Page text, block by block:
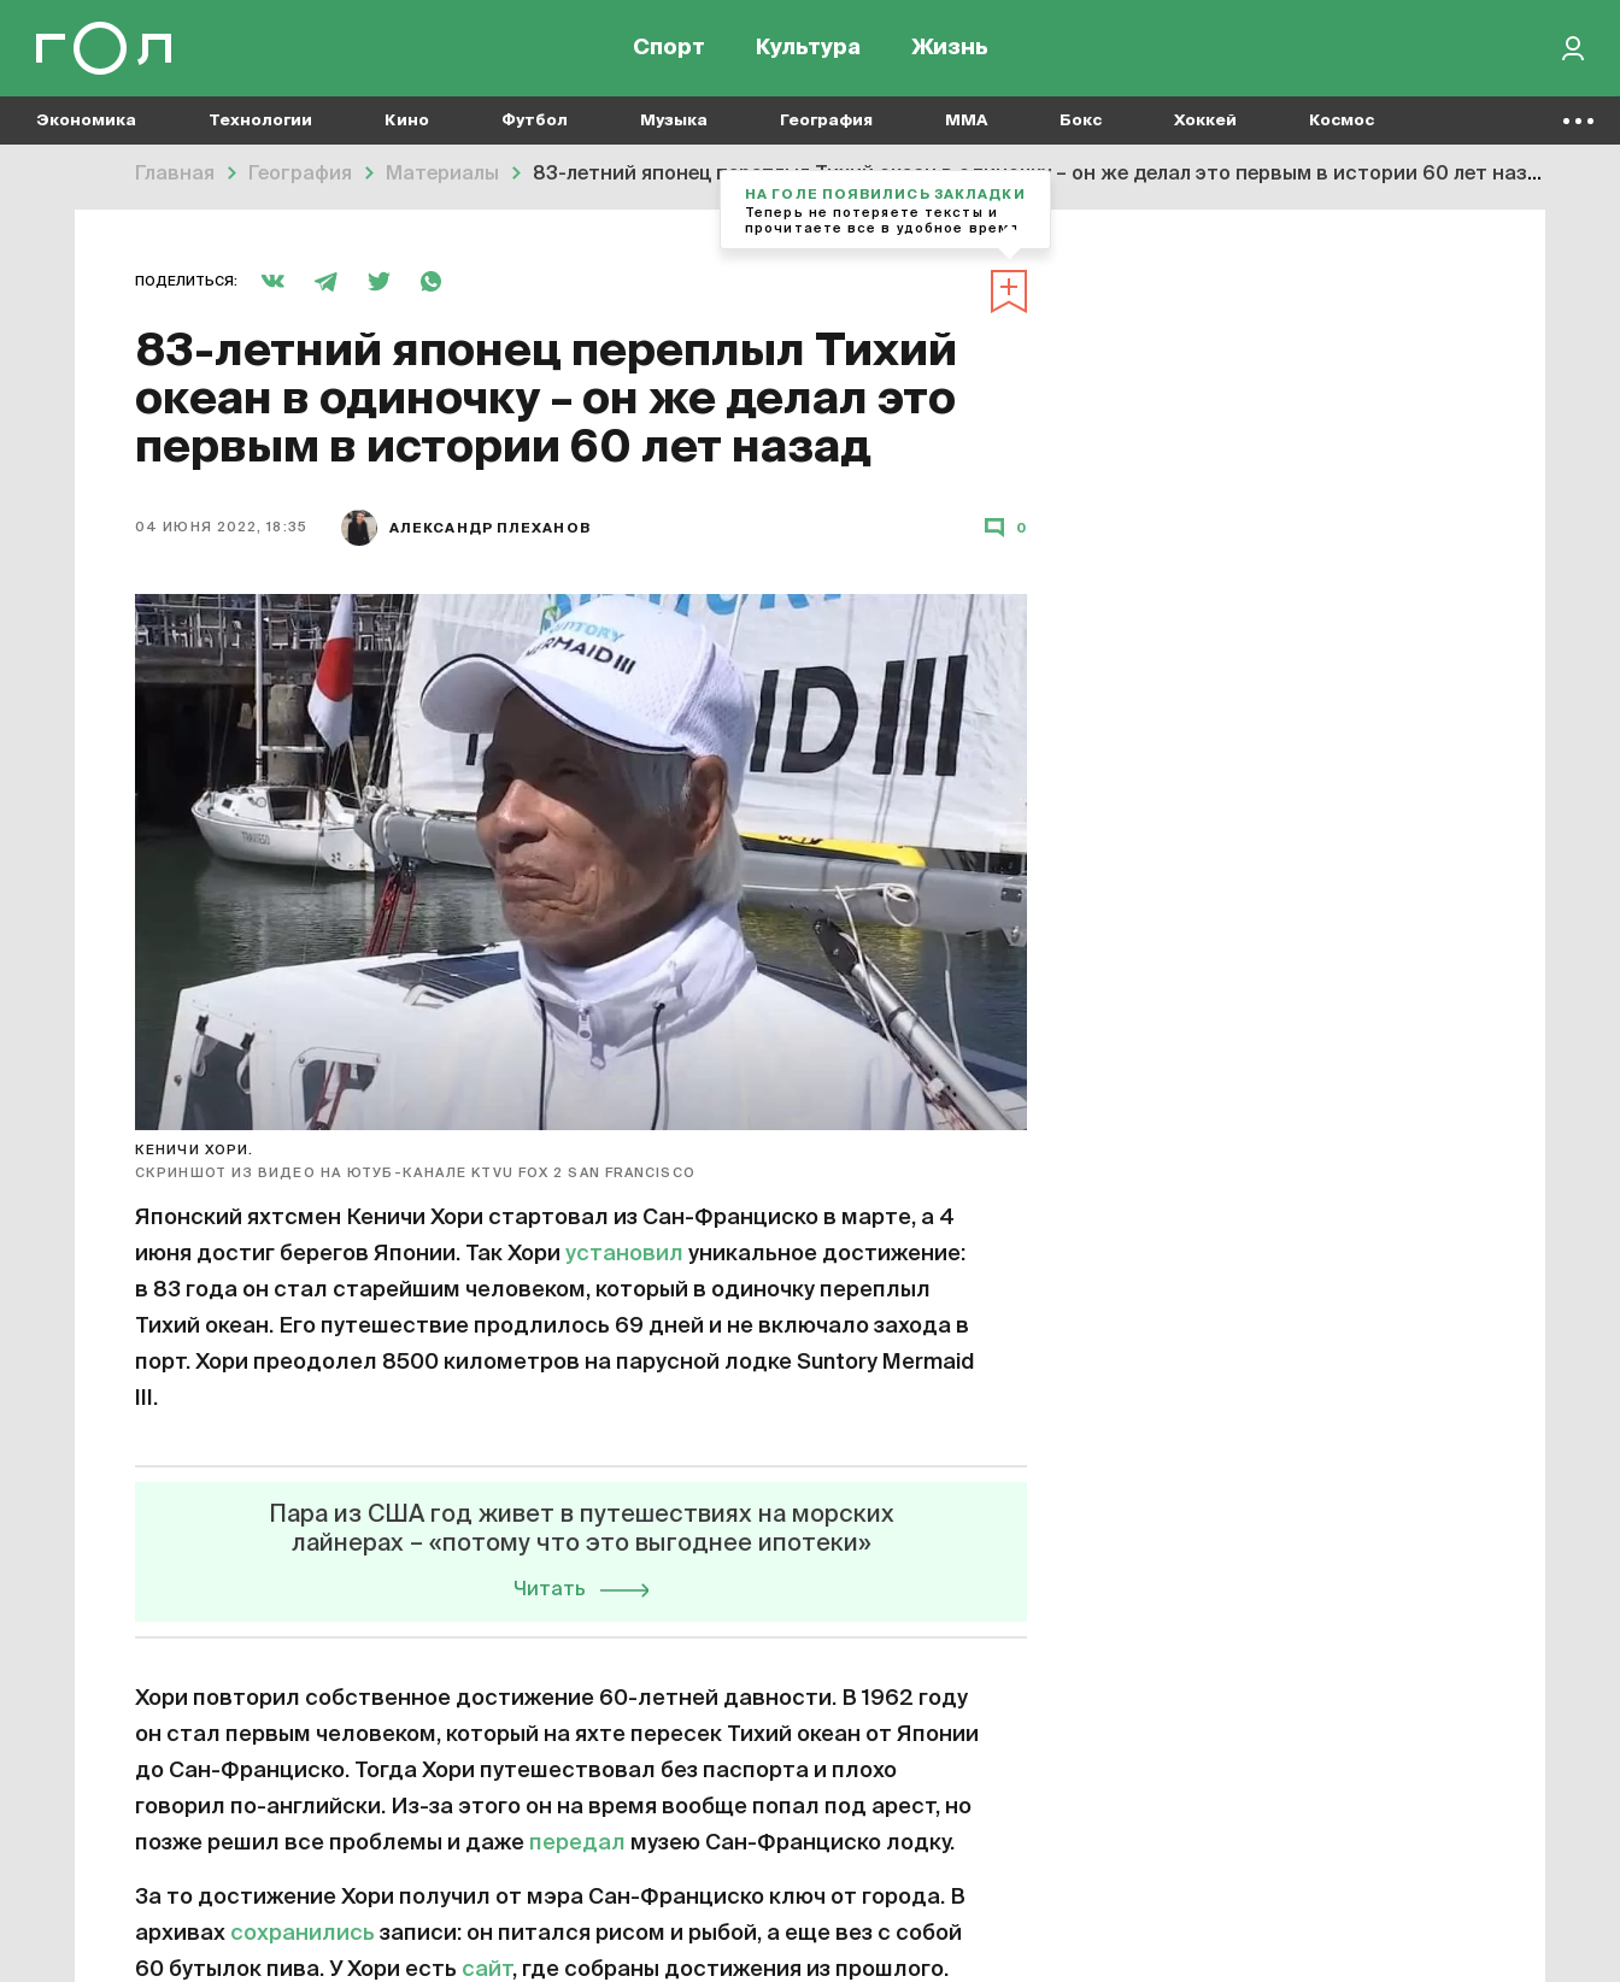
Спорт Культура Жизнь
Экономика Технологии Кино Футбол Музыка География MMA Бокс Хоккей Космос
Главная География Материалы 83-летний японец переплыл Тихий океан в одиночку – он же делал это первым в истории 60 лет назад
ПОДЕЛИТЬСЯ:
83-летний японец переплыл Тихий
океан в одиночку – он же делал это
первым в истории 60 лет назад
04 ИЮНЯ 2022, 18:35 АЛЕКСАНДР ПЛЕХАНОВ 0
КЕНИЧИ ХОРИ.
СКРИНШОТ ИЗ ВИДЕО НА ЮТУБ-КАНАЛЕ KTVU FOX 2 SAN FRANCISCO
Японский яхтсмен Кеничи Хори стартовал из Сан-Франциско в марте, а 4
июня достиг берегов Японии. Так Хори установил уникальное достижение:
в 83 года он стал старейшим человеком, который в одиночку переплыл
Тихий океан. Его путешествие продлилось 69 дней и не включало захода в
порт. Хори преодолел 8500 километров на парусной лодке Suntory Mermaid
III.
Пара из США год живет в путешествиях на морских
лайнерах – «потому что это выгоднее ипотеки»
Читать
Хори повторил собственное достижение 60-летней давности. В 1962 году
он стал первым человеком, который на яхте пересек Тихий океан от Японии
до Сан-Франциско. Тогда Хори путешествовал без паспорта и плохо
говорил по-английски. Из-за этого он на время вообще попал под арест, но
позже решил все проблемы и даже передал музею Сан-Франциско лодку.
За то достижение Хори получил от мэра Сан-Франциско ключ от города. В
архивах сохранились записи: он питался рисом и рыбой, а еще вез с собой
60 бутылок пива. У Хори есть сайт, где собраны достижения из прошлого.
НА ГОЛЕ ПОЯВИЛИСЬ ЗАКЛАДКИ
Теперь не потеряете тексты и
прочитаете все в удобное время